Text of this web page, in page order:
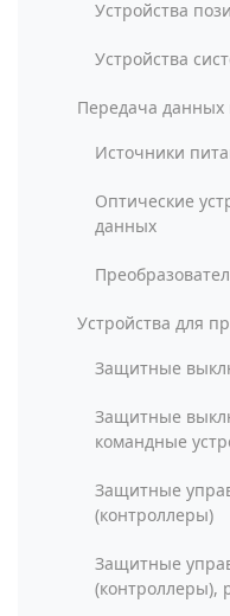
Устройства
Устройства
Передача
Источники
Оптические
данных
Устройства для
Защитные
Защитные
командные
Защитные
(контроллеры)
Защитные
(контроллеры),